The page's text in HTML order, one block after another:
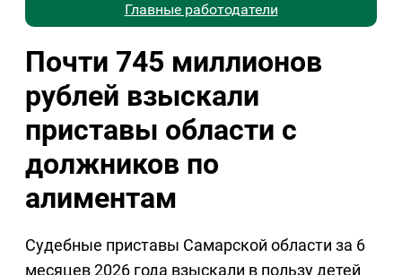
Главные работодатели
Почти 745 миллионов
рублей взыскали
приставы области с
должников по
алиментам
Судебные приставы Самарской области за 6
месяцев 2026 года взыскали в пользу детей